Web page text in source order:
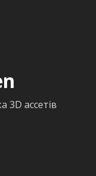
3D ассетів